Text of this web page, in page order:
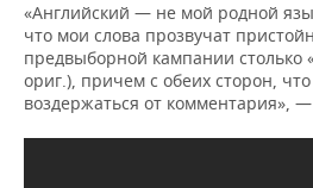
«Английский — не мой родной
что мои слова прозвучат
предвыборной кампании столько
ориг.), причем с обеих сторон,
воздержаться от комментария»,